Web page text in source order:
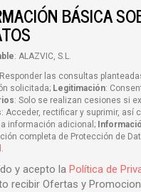
BÁSICA
: ALAZVIC, S.L.
las consultas
solicitada; Legitimación:
: Solo se realizan cesiones si
: Acceder, rectificar y suprimir, así
información adicional;
completa de Protección de
y acepto la Política de
recibir Ofertas y